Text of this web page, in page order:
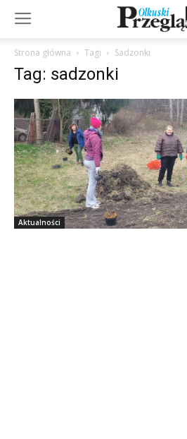
Strona główna Tagi Sadzonki
Tag: sadzonki
Aktualności